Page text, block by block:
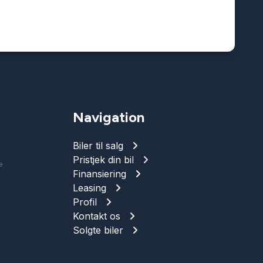
Navigation
Biler til salg
Pristjek din bil
Finansiering
Leasing
Profil
Kontakt os
Solgte biler